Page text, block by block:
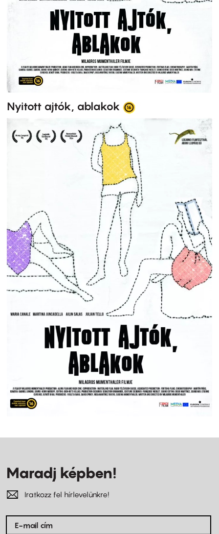
Nyitott ajtók, ablakok
Maradj képben!
Iratkozz fel hírlevelünkre!